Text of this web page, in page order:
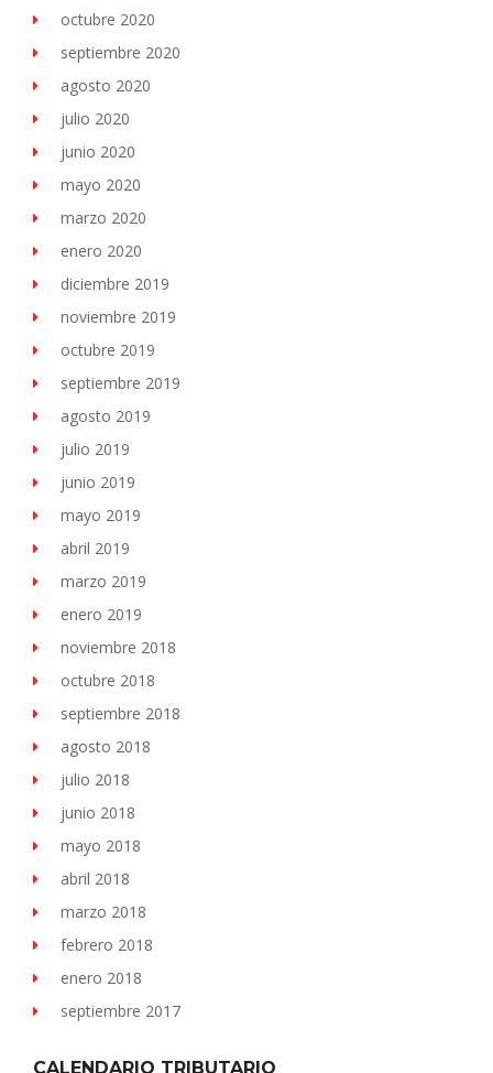
octubre 2020
septiembre 2020
agosto 2020
julio 2020
junio 2020
mayo 2020
marzo 2020
enero 2020
diciembre 2019
noviembre 2019
octubre 2019
septiembre 2019
agosto 2019
julio 2019
junio 2019
mayo 2019
abril 2019
marzo 2019
enero 2019
noviembre 2018
octubre 2018
septiembre 2018
agosto 2018
julio 2018
junio 2018
mayo 2018
abril 2018
marzo 2018
febrero 2018
enero 2018
septiembre 2017
CALENDARIO TRIBUTARIO